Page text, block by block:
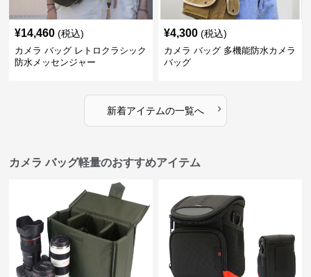
¥14,460 (税込)
カメラ バッグ レトロクラシック
防水メッセンジャー
¥4,300 (税込)
カメラ バッグ 多機能防水カメラ
バッグ
新着アイテムの一覧へ ›
カメラ バッグ軽量のおすすめアイテム